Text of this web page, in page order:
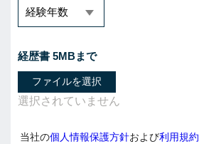
経歴書 5MBまで
ファイルを選択
当社の個人情報保護方針および利用規約